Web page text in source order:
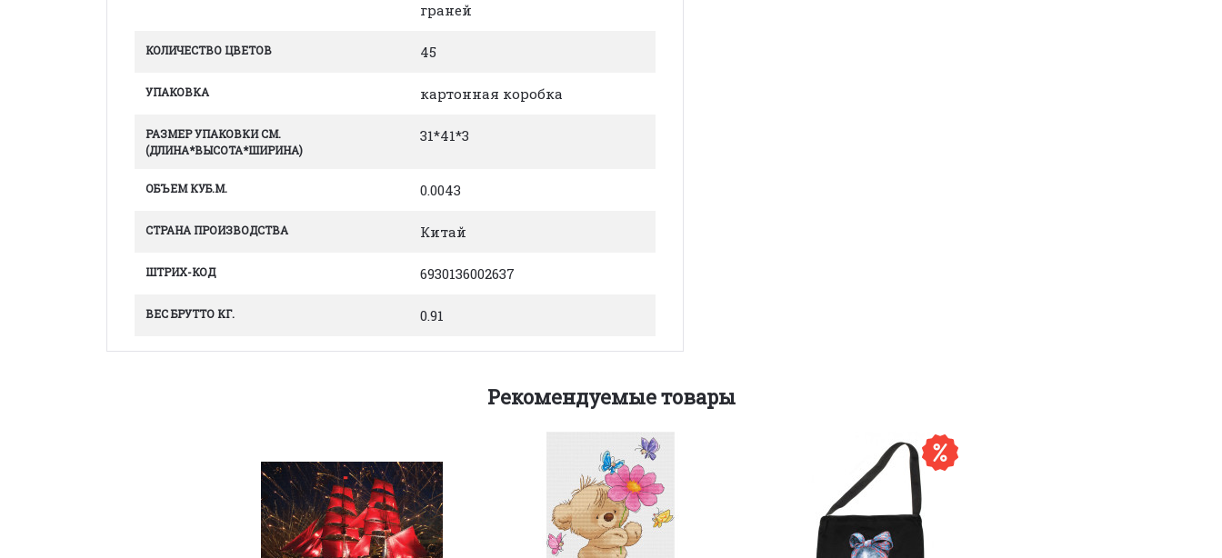
граней
КОЛИЧЕСТВО ЦВЕТОВ 45
УПАКОВКА картонная коробка
РАЗМЕР УПАКОВКИ СМ.
(ДЛИНА*ВЫСОТА*ШИРИНА)
31*41*3
ОБЪЕМ КУБ.М. 0.0043
СТРАНА ПРОИЗВОДСТВА Китай
ШТРИХ-КОД 6930136002637
ВЕС БРУТТО КГ. 0.91
Рекомендуемые товары